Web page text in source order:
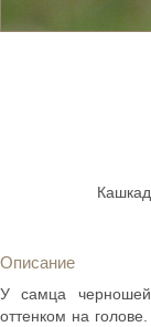
Описание
У самца
оттенком на